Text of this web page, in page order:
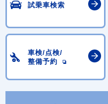
試乗車検索
車検/点検/
整備予約